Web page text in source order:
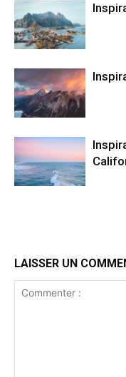
LAISSER UN